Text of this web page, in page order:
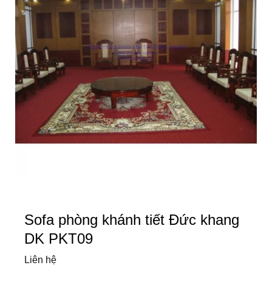
Sofa phòng khánh tiết Đức khang
DK PKT09
Liên hệ